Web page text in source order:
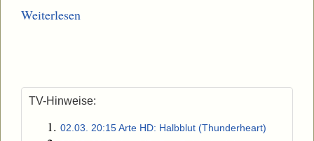
Weiterlesen
TV-Hinweise:
02.03. 20:15 Arte HD: Halbblut (Thunderheart)